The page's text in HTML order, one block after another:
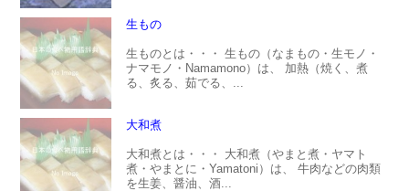
生もの
生ものとは・・・ 生もの（なまもの・生モノ・
ナマモノ・Namamono）は、 加熱（焼く、煮
る、炙る、茹でる、...
大和煮
大和煮とは・・・ 大和煮（やまと煮・ヤマト
煮・やまとに・Yamatoni）は、 牛肉などの肉類
を生姜、醤油、酒...